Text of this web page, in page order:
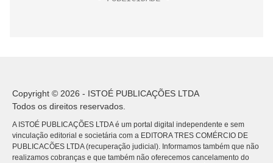
Copyright © 2026 - ISTOÉ PUBLICAÇÕES LTDA
Todos os direitos reservados.
A ISTOÉ PUBLICAÇÕES LTDA é um portal digital independente e sem
vinculação editorial e societária com a EDITORA TRES COMÉRCIO DE
PUBLICACÕES LTDA (recuperação judicial). Informamos também que não
realizamos cobranças e que também não oferecemos cancelamento do